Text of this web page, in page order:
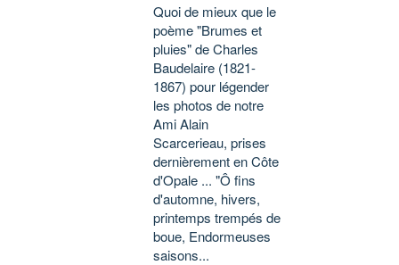
Quoi de mieux que le
poème "Brumes et
pluies" de Charles
Baudelaire (1821-
1867) pour légender
les photos de notre
Ami Alain
Scarcerieau, prises
dernièrement en Côte
d'Opale ... "Ô fins
d'automne, hivers,
printemps trempés de
boue, Endormeuses
saisons...